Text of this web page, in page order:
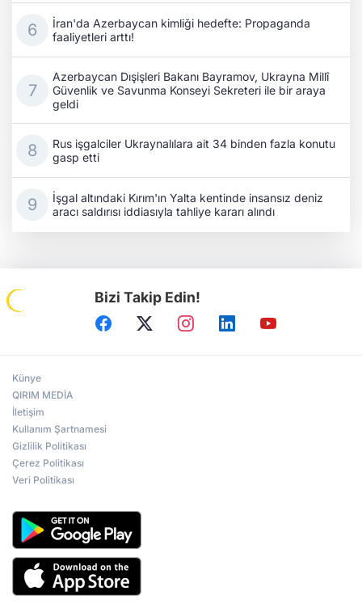
İran'da Azerbaycan kimliği hedefte: Propaganda
faaliyetleri arttı!
Azerbaycan Dışişleri Bakanı Bayramov, Ukrayna Millî
Güvenlik ve Savunma Konseyi Sekreteri ile bir araya
geldi
Rus işgalciler Ukraynalılara ait 34 binden fazla konutu
gasp etti
İşgal altındaki Kırım'ın Yalta kentinde insansız deniz
aracı saldırısı iddiasıyla tahliye kararı alındı
Bizi Takip Edin!
Künye
QIRIM MEDİA
İletişim
Kullanım Şartnamesi
Gizlilik Politikası
Çerez Politikası
Veri Politikası